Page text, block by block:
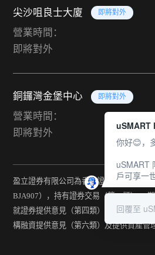
尖沙咀良士大廈 即將對外
營業時間：
即將對外
銅鑼灣金堡中心 即將對外
營業時間：
即將對外
盈立證券有限公司為香港證監會持牌法團
BJA907），持有證券交易（第一類） 、
就證券提供意見（第四類） 、就期貨合約
構融資提供意見（第六類）及提供資產管
uSMART
你好😊，
uSMART
戶可享一
回覆至